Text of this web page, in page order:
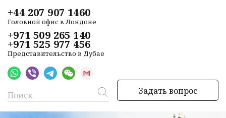
+44 207 907 1460
Головной офис в Лондоне
+971 509 265 140
+971 525 977 456
Представительство в Дубае
Задать вопрос